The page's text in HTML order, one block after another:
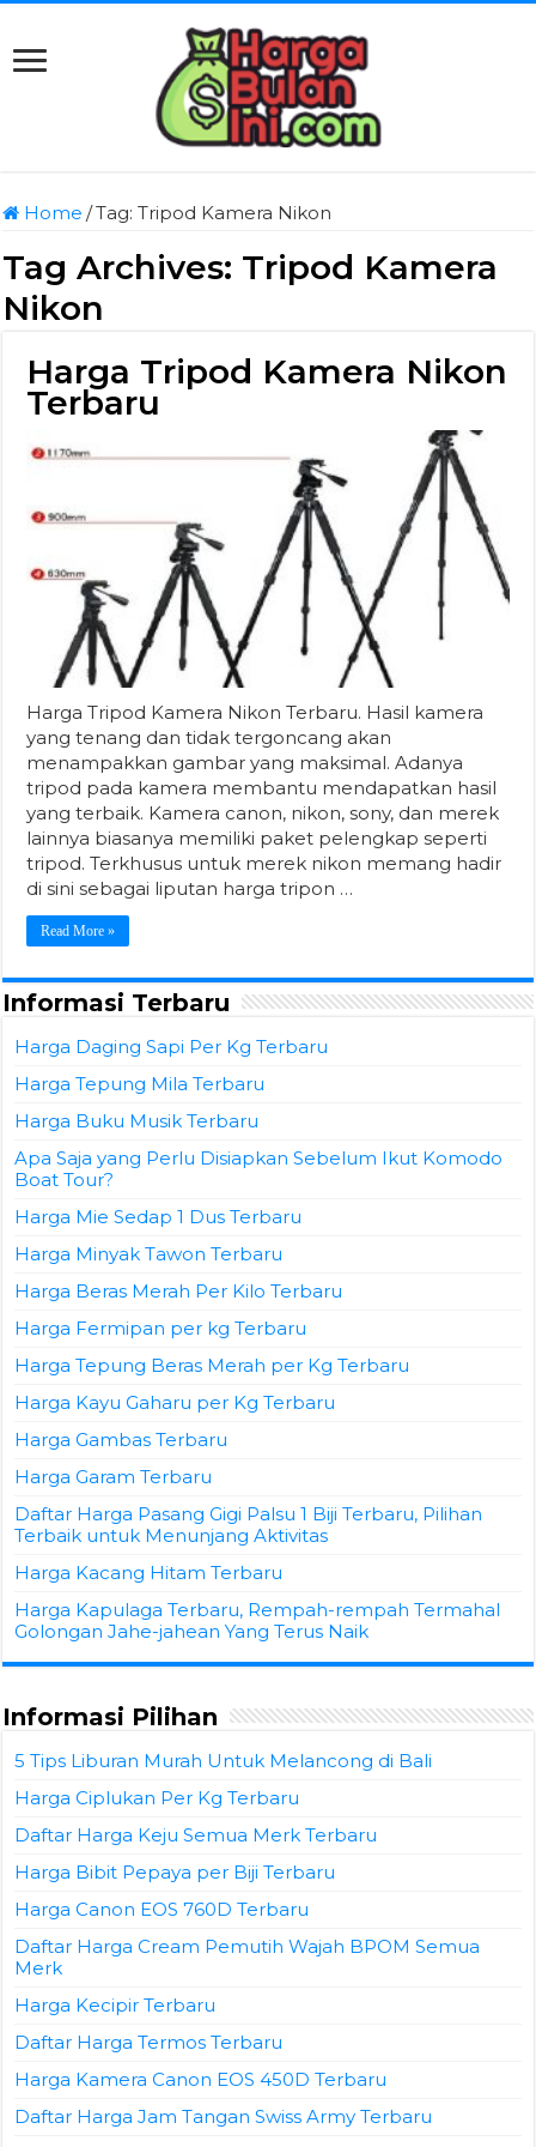
Home /Tag:Tripod Kamera Nikon
Tag Archives: Tripod Kamera
Nikon
Harga Tripod Kamera Nikon
Terbaru
Harga Tripod Kamera Nikon Terbaru. Hasil kamera
yang tenang dan tidak tergoncang akan
menampakkan gambar yang maksimal. Adanya
tripod pada kamera membantu mendapatkan hasil
yang terbaik. Kamera canon, nikon, sony, dan merek
lainnya biasanya memiliki paket pelengkap seperti
tripod. Terkhusus untuk merek nikon memang hadir
di sini sebagai liputan harga tripon …
Read More »
Informasi Terbaru
Harga Daging Sapi Per Kg Terbaru
Harga Tepung Mila Terbaru
Harga Buku Musik Terbaru
Apa Saja yang Perlu Disiapkan Sebelum Ikut Komodo
Boat Tour?
Harga Mie Sedap 1 Dus Terbaru
Harga Minyak Tawon Terbaru
Harga Beras Merah Per Kilo Terbaru
Harga Fermipan per kg Terbaru
Harga Tepung Beras Merah per Kg Terbaru
Harga Kayu Gaharu per Kg Terbaru
Harga Gambas Terbaru
Harga Garam Terbaru
Daftar Harga Pasang Gigi Palsu 1 Biji Terbaru, Pilihan
Terbaik untuk Menunjang Aktivitas
Harga Kacang Hitam Terbaru
Harga Kapulaga Terbaru, Rempah-rempah Termahal
Golongan Jahe-jahean Yang Terus Naik
Informasi Pilihan
5 Tips Liburan Murah Untuk Melancong di Bali
Harga Ciplukan Per Kg Terbaru
Daftar Harga Keju Semua Merk Terbaru
Harga Bibit Pepaya per Biji Terbaru
Harga Canon EOS 760D Terbaru
Daftar Harga Cream Pemutih Wajah BPOM Semua
Merk
Harga Kecipir Terbaru
Daftar Harga Termos Terbaru
Harga Kamera Canon EOS 450D Terbaru
Daftar Harga Jam Tangan Swiss Army Terbaru